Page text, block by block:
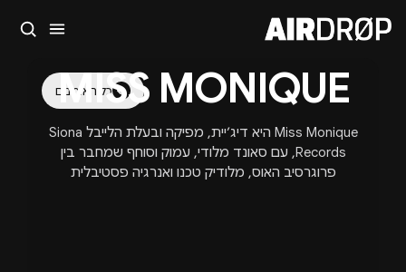
כל האומנים
MISS MONIQUE
Miss Monique היא דיג׳יית, מפיקה ובעלת הלייבל Siona
Records, עם סאונד מלודי, עמוק וסוחף שמחבר בין
פרוגרסיב האוס, מלודיק טכנו ואנרגיה פסטיבלית
סגור
מה מחפשים?
🔥בקרוב
טיפ: אפשר להקליד שם אומן, עיר, תאריך או שם חג.